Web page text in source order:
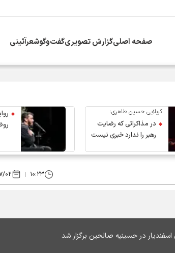
صفحه اصلیگزارش تصویریگفت‌وگوشعرآئینی
کربلایی حسین طاهری:
در مذاکراتی که رضایت
رهبر را ندارد خبری نیست
۱۰:۲۳
در حسینیه صالحین برگزار شد